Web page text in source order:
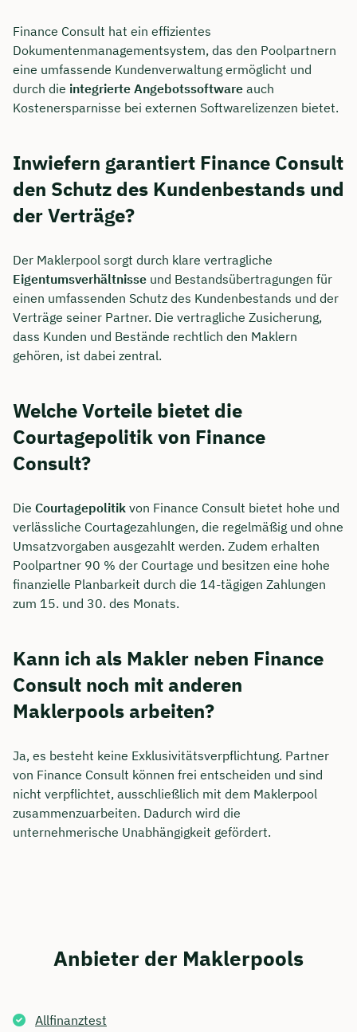
Finance Consult hat ein effizientes
Dokumentenmanagementsystem, das den Poolpartnern
eine umfassende Kundenverwaltung ermöglicht und
durch die integrierte Angebotssoftware auch
Kostenersparnisse bei externen Softwarelizenzen bietet.
Inwiefern garantiert Finance Consult
den Schutz des Kundenbestands und
der Verträge?
Der Maklerpool sorgt durch klare vertragliche
Eigentumsverhältnisse und Bestandsübertragungen für
einen umfassenden Schutz des Kundenbestands und der
Verträge seiner Partner. Die vertragliche Zusicherung,
dass Kunden und Bestände rechtlich den Maklern
gehören, ist dabei zentral.
Welche Vorteile bietet die
Courtagepolitik von Finance
Consult?
Die Courtagepolitik von Finance Consult bietet hohe und
verlässliche Courtagezahlungen, die regelmäßig und ohne
Umsatzvorgaben ausgezahlt werden. Zudem erhalten
Poolpartner 90 % der Courtage und besitzen eine hohe
finanzielle Planbarkeit durch die 14-tägigen Zahlungen
zum 15. und 30. des Monats.
Kann ich als Makler neben Finance
Consult noch mit anderen
Maklerpools arbeiten?
Ja, es besteht keine Exklusivitätsverpflichtung. Partner
von Finance Consult können frei entscheiden und sind
nicht verpflichtet, ausschließlich mit dem Maklerpool
zusammenzuarbeiten. Dadurch wird die
unternehmerische Unabhängigkeit gefördert.
Anbieter der Maklerpools
Allfinanztest